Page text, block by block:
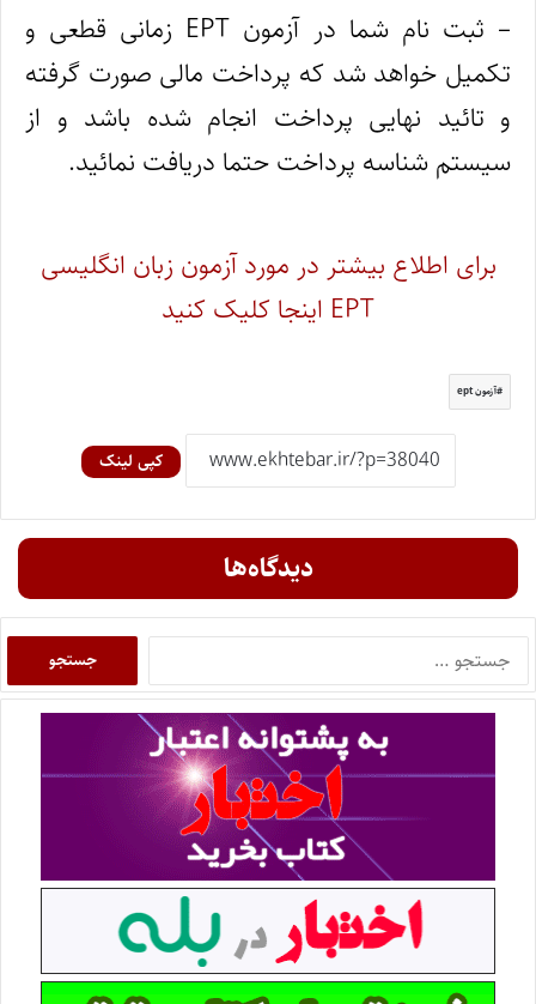
– ثبت نام شما در آزمون EPT زمانی قطعی و
تکمیل خواهد شد که پرداخت مالی صورت گرفته
و تائید نهایی پرداخت انجام شده باشد و از
سیستم شناسه پرداخت حتما دریافت نمائید.
برای اطلاع بیشتر در مورد آزمون زبان انگلیسی
EPT اینجا کلیک کنید
آزمون ept
کپی لینک
دیدگاه‌ها